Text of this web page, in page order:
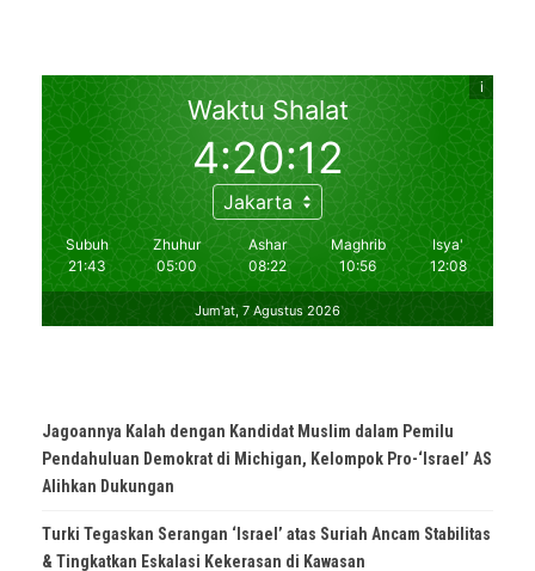
Jagoannya Kalah dengan Kandidat Muslim dalam Pemilu
Pendahuluan Demokrat di Michigan, Kelompok Pro-‘Israel’ AS
Alihkan Dukungan
Turki Tegaskan Serangan ‘Israel’ atas Suriah Ancam Stabilitas
& Tingkatkan Eskalasi Kekerasan di Kawasan